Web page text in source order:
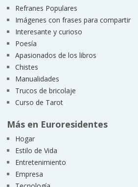
Refranes Populares
Imágenes con frases para compartir
Interesante y curioso
Poesía
Apasionados de los libros
Chistes
Manualidades
Trucos de bricolaje
Curso de Tarot
Más en Euroresidentes
Hogar
Estilo de Vida
Entretenimiento
Empresa